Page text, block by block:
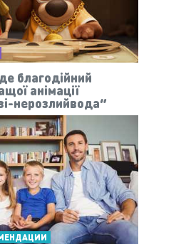
благодійний
анімації
нерозлийвода”